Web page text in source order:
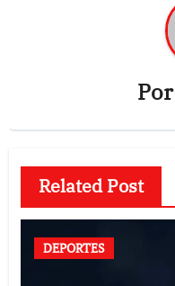
Por
Related Post
DEPORTES